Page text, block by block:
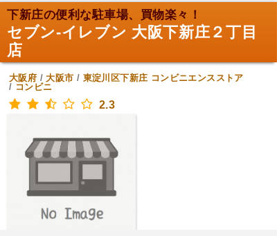
下新庄の便利な駐車場、買物楽々！
セブン-イレブン 大阪下新庄２丁目
店
大阪府 /大阪市 / 東淀川区下新庄 コンビニエンスストア
/ コンビニ
2.3